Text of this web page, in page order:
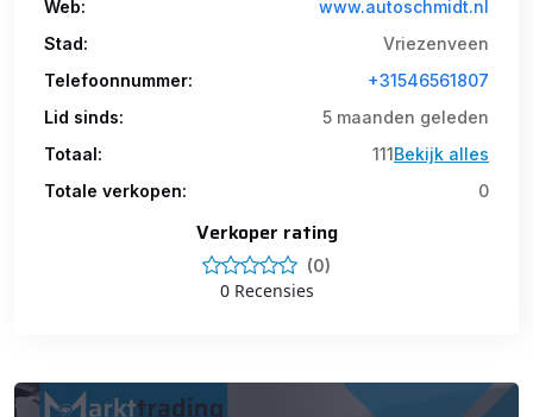
Web:
www.autoschmidt.nl
Stad:
Vriezenveen
Telefoonnummer:
+31546561807
Lid sinds:
5 maanden geleden
Totaal:
111Bekijk alles
Totale verkopen:
0
Verkoper rating
(0)
0 Recensies